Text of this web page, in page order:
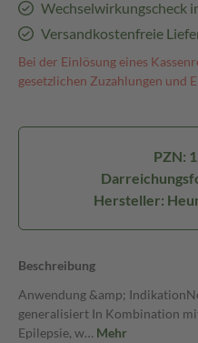
Wechselwirkungscheck
Versandkostenfreie
Bei der Einlösung eines
gesetzlichen Zuzahlungen und
PZN:
Hersteller:
Beschreibung
Anwendung &amp;
generalisiert In Kombination
Epilepsie, w… Mehr